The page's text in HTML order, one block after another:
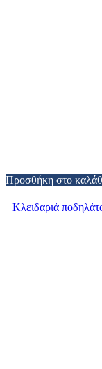
Προσθήκη στο
Κλειδαριά